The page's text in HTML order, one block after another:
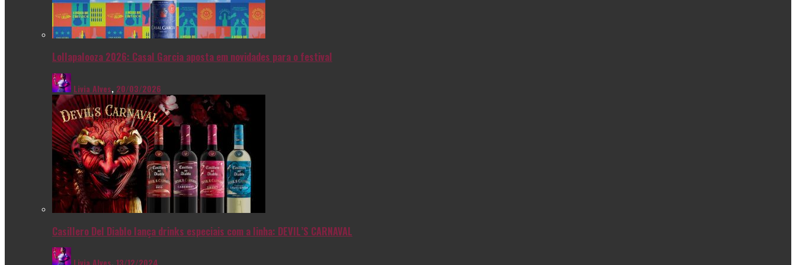
Lollapalooza 2026: Casal Garcia aposta em novidades para o festival
Livia Alves, 20/03/2026
Casillero Del Diablo lança drinks especiais com a linha: DEVIL’S CARNAVAL
Livia Alves 13/12/2024